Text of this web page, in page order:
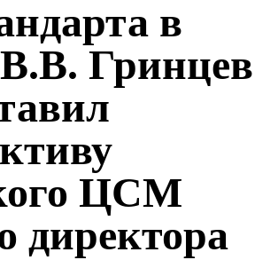
в
Гринцев
ЦСМ
директора